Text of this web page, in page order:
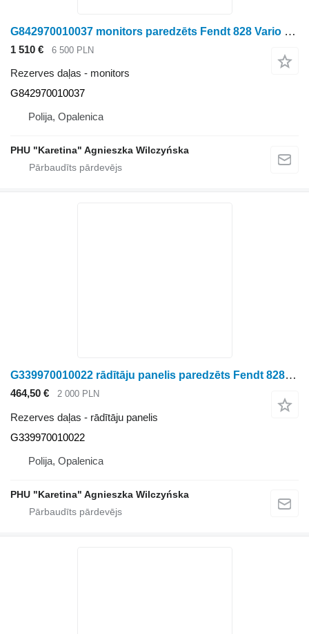
G842970010037 monitors paredzēts Fendt 828 Vario riteņtraktora
1 510 € 6 500 PLN
Rezerves daļas - monitors
G842970010037
Polija, Opalenica
PHU "Karetina" Agnieszka Wilczyńska
G339970010022 rādītāju panelis paredzēts Fendt 828 Vario riteņtraktora
464,50 € 2 000 PLN
Rezerves daļas - rādītāju panelis
G339970010022
Polija, Opalenica
PHU "Karetina" Agnieszka Wilczyńska